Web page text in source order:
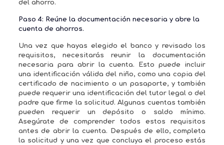
del ahorro.
Paso 4: Reúne la documentación necesaria y abre la
cuenta de ahorros.
Una vez que hayas elegido el banco y revisado los
requisitos, necesitarás reunir la documentación
necesaria para abrir la cuenta. Esto puede incluir
una identificación válida del niño, como una copia del
certificado de nacimiento o un pasaporte, y también
puede requerir una identificación del tutor legal o del
padre que firme la solicitud. Algunas cuentas también
pueden requerir un depósito o saldo mínimo.
Asegúrate de comprender todos estos requisitos
antes de abrir la cuenta. Después de ello, completa
la solicitud y una vez que concluya el proceso estás